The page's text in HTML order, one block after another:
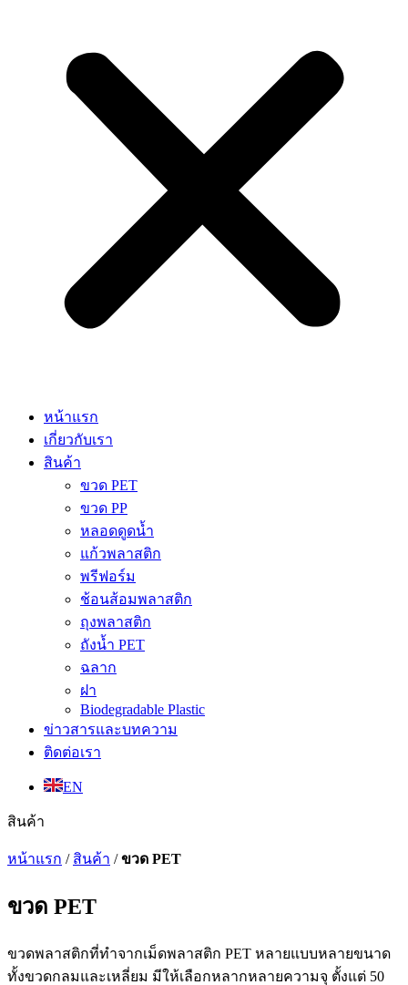
หน้าแรก
เกี่ยวกับเรา
สินค้า
ขวด PET
ขวด PP
หลอดดูดน้ำ
แก้วพลาสติก
พรีฟอร์ม
ช้อนส้อมพลาสติก
ถุงพลาสติก
ถังน้ำ PET
ฉลาก
ฝา
Biodegradable Plastic
ข่าวสารและบทความ
ติดต่อเรา
EN
สินค้า
หน้าแรก / สินค้า /ขวด PET
ขวด PET
ขวดพลาสติกที่ทำจากเม็ดพลาสติก PET หลายแบบหลายขนาด
ทั้งขวดกลมและเหลี่ยม มีให้เลือกหลากหลายความจุ ตั้งแต่ 50